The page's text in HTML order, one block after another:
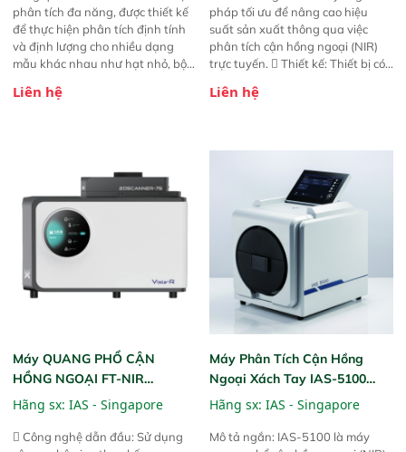
phân tích đa năng, được thiết kế
để thực hiện phân tích định tính
và định lượng cho nhiều dạng
mẫu khác nhau như hạt nhỏ, bột,
này cho phép bất kỳ ai cũng có
thức ăn chăn nuôi, nguyên liệu
thực phẩm, nông sản,..
Liên hệ
pháp tối ưu để nâng cao hiệu
suất sản xuất thông qua việc
phân tích cận hồng ngoại (NIR)
trực tuyến.  Thiết kế: Thiết bị có
hỗ trợ tản nhiệt tăng cường và đã
năng theo dõi thông số theo thời
gian thực và trực quan hóa dữ
liệu để tăng chỉ số ROI cho doanh
Liên hệ
Máy QUANG PHỔ CẬN
HỒNG NGOẠI FT-NIR
Analyzer Vista-R
Hãng sx: IAS - Singapore
 Công nghệ dẫn đầu: Sử dụng
Máy Phân Tích Cận Hồng
Ngoại Xách Tay IAS-5100
(Portable NIR Analyzer)
Hãng sx: IAS - Singapore
Mô tả ngắn: IAS-5100 là máy